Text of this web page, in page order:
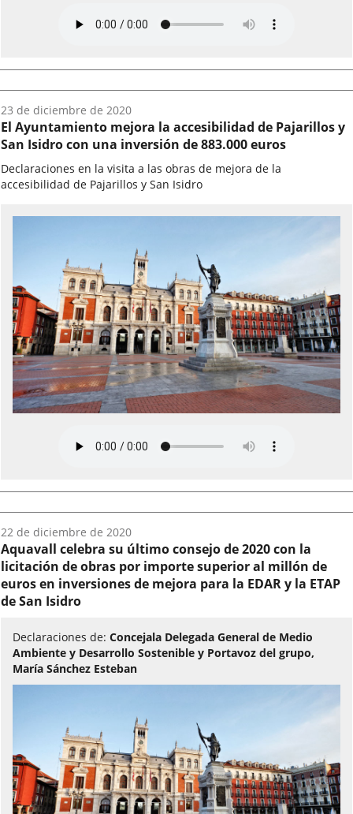
Fecha
del
audio:
23 de diciembre de 2020
El Ayuntamiento mejora la accesibilidad de Pajarillos y
San Isidro con una inversión de 883.000 euros
Declaraciones en la visita a las obras de mejora de la
accesibilidad de Pajarillos y San Isidro
Fecha
del
audio:
22 de diciembre de 2020
Aquavall celebra su último consejo de 2020 con la
licitación de obras por importe superior al millón de
euros en inversiones de mejora para la EDAR y la ETAP
de San Isidro
Declaraciones de: Concejala Delegada General de Medio
Ambiente y Desarrollo Sostenible y Portavoz del grupo,
María Sánchez Esteban